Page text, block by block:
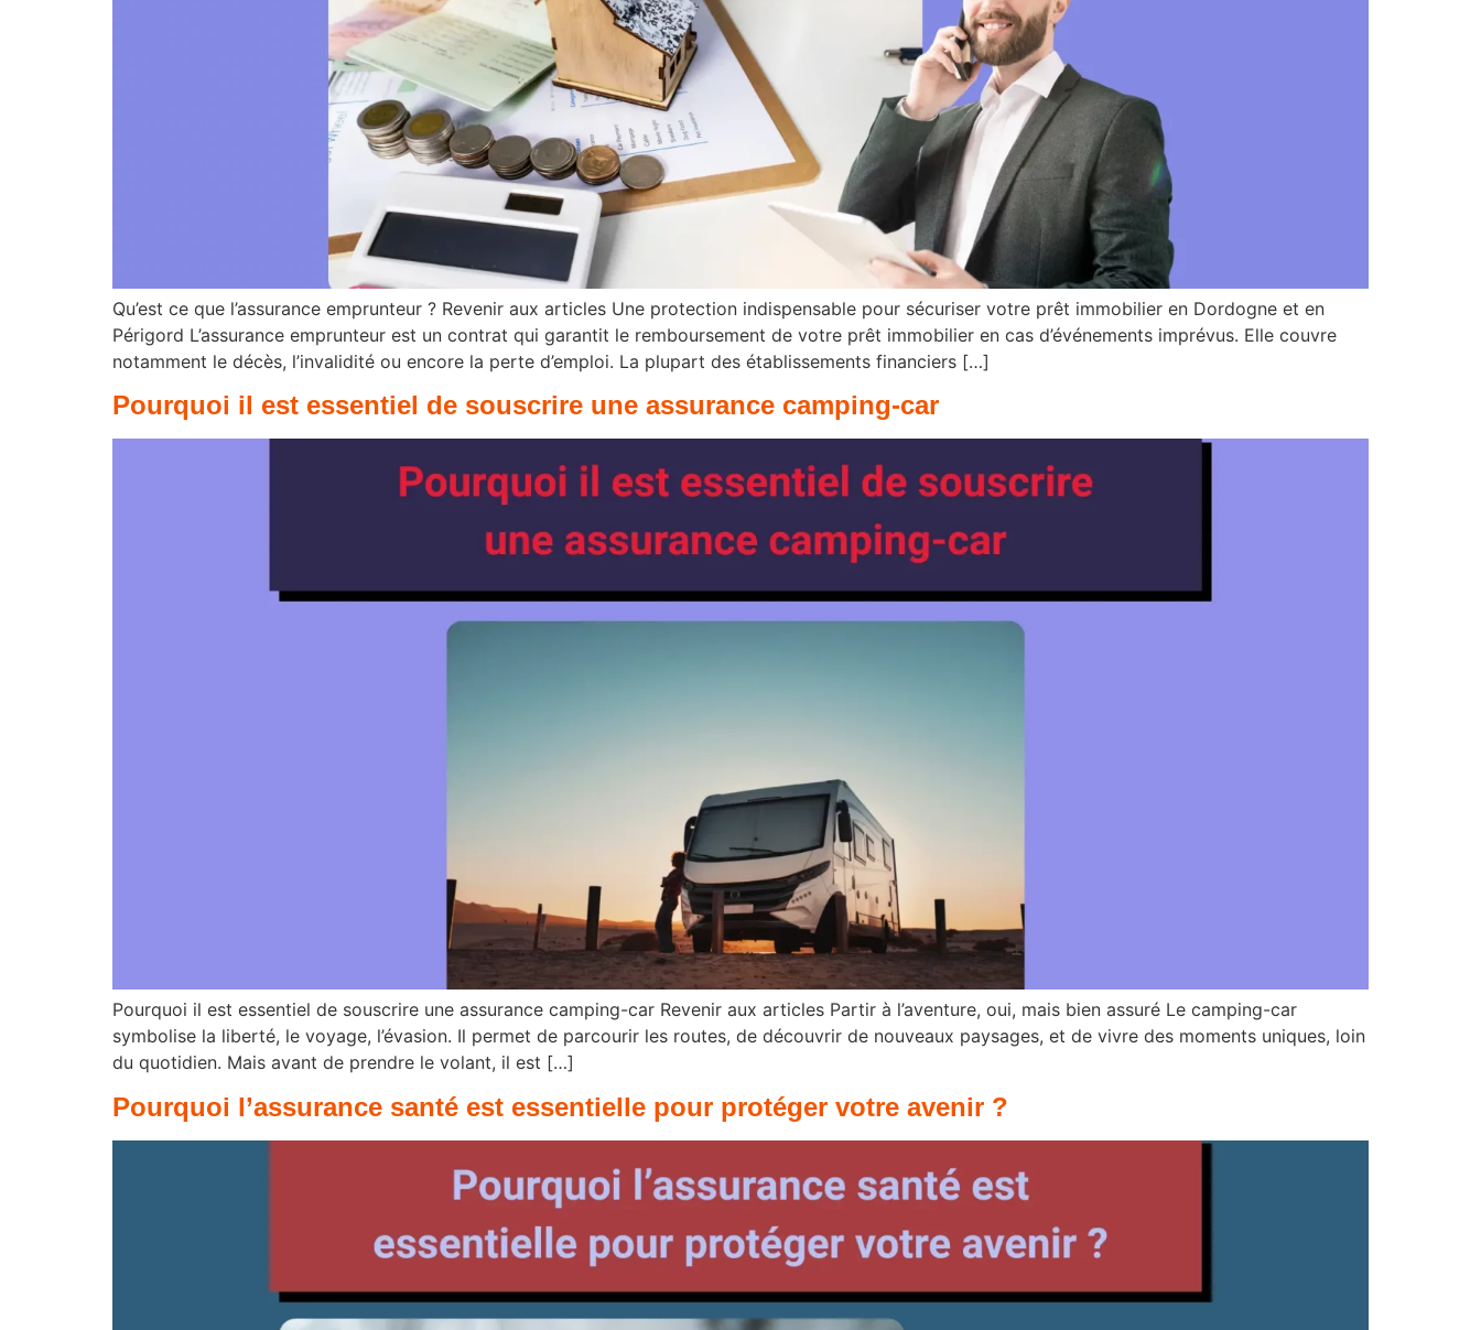
Qu’est ce que l’assurance emprunteur ? Revenir aux articles Une protection indispensable pour sécuriser votre prêt immobilier en Dordogne et en
Périgord L’assurance emprunteur est un contrat qui garantit le remboursement de votre prêt immobilier en cas d’événements imprévus. Elle couvre
notamment le décès, l’invalidité ou encore la perte d’emploi. La plupart des établissements financiers […]
Pourquoi il est essentiel de souscrire une assurance camping-car
Pourquoi il est essentiel de souscrire une assurance camping-car Revenir aux articles Partir à l’aventure, oui, mais bien assuré Le camping-car
symbolise la liberté, le voyage, l’évasion. Il permet de parcourir les routes, de découvrir de nouveaux paysages, et de vivre des moments uniques, loin
du quotidien. Mais avant de prendre le volant, il est […]
Pourquoi l’assurance santé est essentielle pour protéger votre avenir ?